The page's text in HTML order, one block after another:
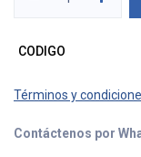
CODIGO
Términos y
Contáctenos por